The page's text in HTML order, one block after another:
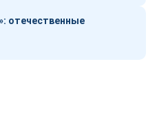
отечественные